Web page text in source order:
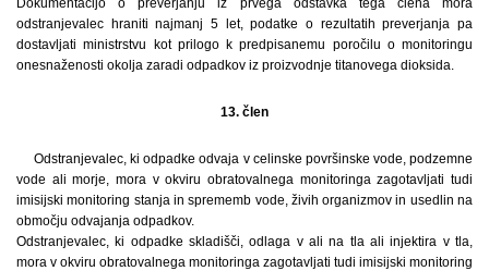
odstranjevalec hraniti najmanj 5 let, podatke o rezultatih preverjanja pa
dostavljati ministrstvu kot prilogo k predpisanemu poročilu o monitoringu
onesnaženosti okolja zaradi odpadkov iz proizvodnje titanovega dioksida.
13. člen
Odstranjevalec, ki odpadke odvaja v celinske površinske vode, podzemne
vode ali morje, mora v okviru obratovalnega monitoringa zagotavljati tudi
imisijski monitoring stanja in sprememb vode, živih organizmov in usedlin na
območju odvajanja odpadkov.
Odstranjevalec, ki odpadke skladišči, odlaga v ali na tla ali injektira v tla,
mora v okviru obratovalnega monitoringa zagotavljati tudi imisijski monitoring